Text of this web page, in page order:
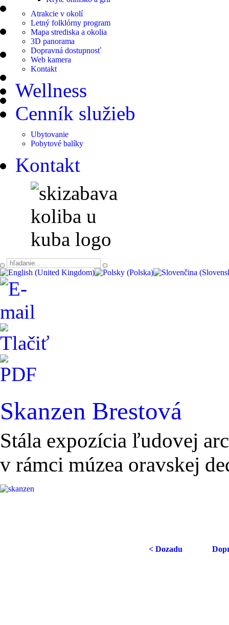
Atrakcie v okolí
Letný folklórny program
Mapa strediska a okolia
3D panorama
Dopravná dostupnosť
Web kamera
Kontakt
Wellness
Cenník služieb
Ubytovanie
Pobytové balíky
Kontakt
Skanzen Brestová
Stála expozícia ľudovej
v rámci múzea oravskej
< Dozadu